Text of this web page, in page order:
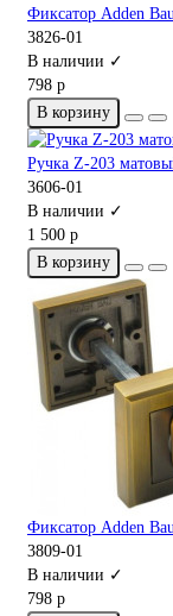
Фиксатор Adden
3826-01
В наличии ✓
798 р
В корзину
Ручка Z-203
3606-01
В наличии ✓
1 500 р
В корзину
Фиксатор Adden
3809-01
В наличии ✓
798 р